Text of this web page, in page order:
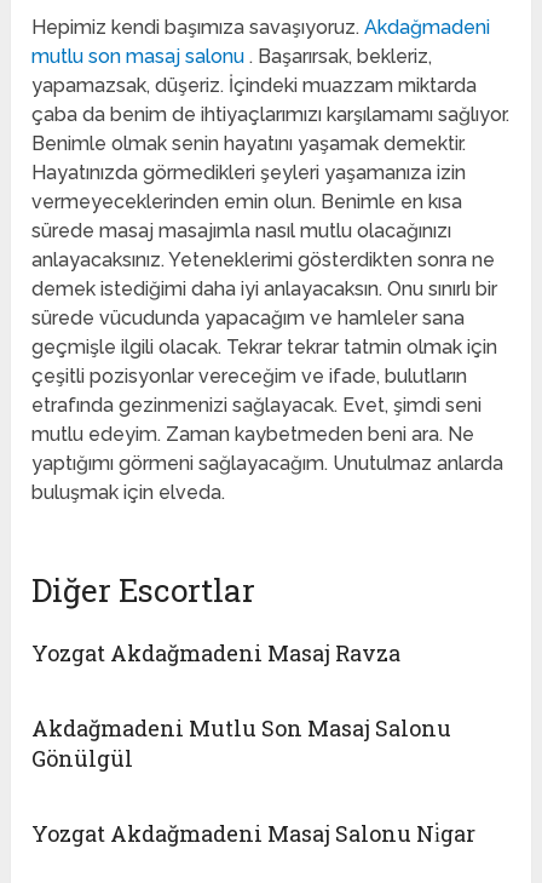
Hepimiz kendi başımıza savaşıyoruz.Akdağmadeni
mutlu son masaj salonu. Başarırsak, bekleriz,
yapamazsak, düşeriz. İçindeki muazzam miktarda
çaba da benim de ihtiyaçlarımızı karşılamamı sağlıyor.
Benimle olmak senin hayatını yaşamak demektir.
Hayatınızda görmedikleri şeyleri yaşamanıza izin
vermeyeceklerinden emin olun. Benimle en kısa
sürede masaj masajımla nasıl mutlu olacağınızı
anlayacaksınız. Yeteneklerimi gösterdikten sonra ne
demek istediğimi daha iyi anlayacaksın. Onu sınırlı bir
sürede vücudunda yapacağım ve hamleler sana
geçmişle ilgili olacak. Tekrar tekrar tatmin olmak için
çeşitli pozisyonlar vereceğim ve ifade, bulutların
etrafında gezinmenizi sağlayacak. Evet, şimdi seni
mutlu edeyim. Zaman kaybetmeden beni ara. Ne
yaptığımı görmeni sağlayacağım. Unutulmaz anlarda
buluşmak için elveda.
Diğer Escortlar
Yozgat Akdağmadeni Masaj Ravza
Akdağmadeni Mutlu Son Masaj Salonu
Gönülgül
Yozgat Akdağmadeni Masaj Salonu Ni̇gar